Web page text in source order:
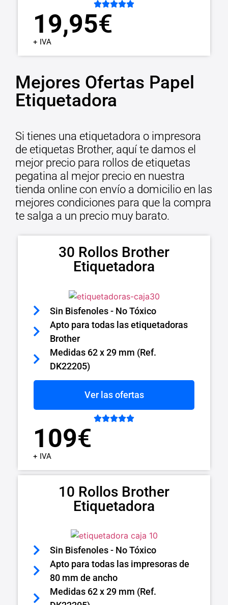

19,95€
+ IVA
Mejores Ofertas Papel
Etiquetadora
Si tienes una etiquetadora o impresora
de etiquetas Brother, aquí te damos el
mejor precio para rollos de etiquetas
pegatina al mejor precio en nuestra
tienda online con envío a domicilio en las
mejores condiciones para que la compra
te salga a un precio muy barato.
30 Rollos Brother
Etiquetadora
Sin Bisfenoles - No Tóxico
Apto para todas las etiquetadoras
Brother
Medidas 62 x 29 mm (Ref.
DK22205)
Ver las ofertas

109€
+ IVA
10 Rollos Brother
Etiquetadora
Sin Bisfenoles - No Tóxico
Apto para todas las impresoras de
80 mm de ancho
Medidas 62 x 29 mm (Ref.